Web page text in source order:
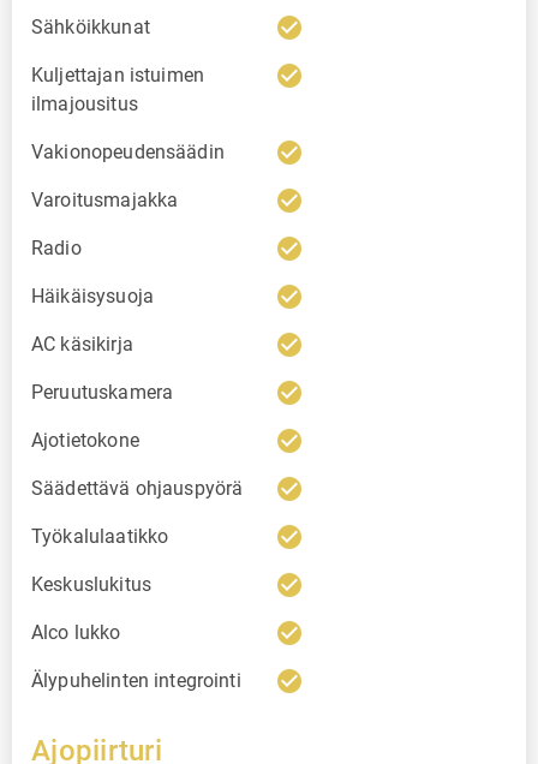
Sähköikkunat check_circle
Kuljettajan istuimen
ilmajousitus
check_circle
Vakionopeudensäädin check_circle
Varoitusmajakka check_circle
Radio check_circle
Häikäisysuoja check_circle
AC käsikirja check_circle
Peruutuskamera check_circle
Ajotietokone check_circle
Säädettävä ohjauspyörä check_circle
Työkalulaatikko check_circle
Keskuslukitus check_circle
Alco lukko check_circle
Älypuhelinten integrointi check_circle
Ajopiirturi